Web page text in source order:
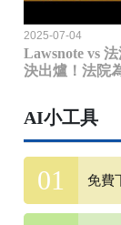
2025-07-04
Lawsnote vs
決出爐！法院
AI小工具
免費